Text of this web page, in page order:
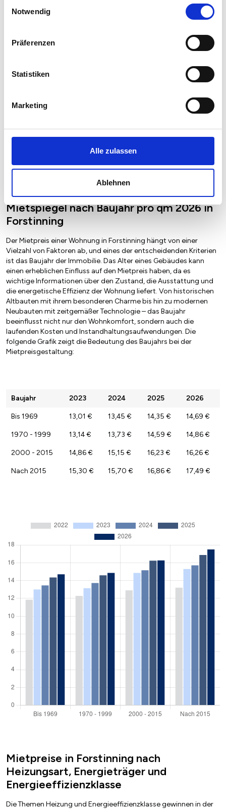
Notwendig
Präferenzen
Statistiken
Marketing
Alle zulassen
Ablehnen
Mietspiegel nach Baujahr pro qm 2026 in
Forstinning
Der Mietpreis einer Wohnung in Forstinning hängt von einer
Vielzahl von Faktoren ab, und eines der entscheidenden Kriterien
ist das Baujahr der Immobilie. Das Alter eines Gebäudes kann
einen erheblichen Einfluss auf den Mietpreis haben, da es
wichtige Informationen über den Zustand, die Ausstattung und
die energetische Effizienz der Wohnung liefert. Von historischen
Altbauten mit ihrem besonderen Charme bis hin zu modernen
Neubauten mit zeitgemäßer Technologie – das Baujahr
beeinflusst nicht nur den Wohnkomfort, sondern auch die
laufenden Kosten und Instandhaltungsaufwendungen. Die
folgende Grafik zeigt die Bedeutung des Baujahrs bei der
Mietpreisgestaltung:
Baujahr 2023 2024 2025 2026
Bis 1969 13,01 € 13,45 € 14,35 € 14,69 €
1970 - 1999 13,14 € 13,73 € 14,59 € 14,86 €
2000 - 2015 14,86 € 15,15 € 16,23 € 16,26 €
Nach 2015 15,30 € 15,70 € 16,86 € 17,49 €
Mietpreise in Forstinning nach
Heizungsart, Energieträger und
Energieeffizienzklasse
Die Themen Heizung und Energieeffizienzklasse gewinnen in der